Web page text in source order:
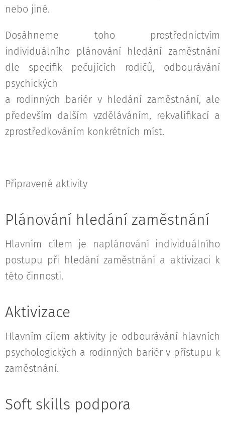
nebo jiné.
Dosáhneme toho prostřednictvím
individuálního plánování hledání zaměstnání
dle specifik pečujících rodičů, odbourávání
psychických
a rodinných bariér v hledání zaměstnání, ale
především dalším vzděláváním, rekvalifikací a
zprostředkováním konkrétních míst.
Připravené aktivity
Plánování hledání zaměstnání
Hlavním cílem je naplánování individuálního
postupu při hledání zaměstnání a aktivizaci k
této činnosti.
Aktivizace
Hlavním cílem aktivity je odbourávání hlavních
psychologických a rodinných bariér v přístupu k
zaměstnání.
Soft skills podpora